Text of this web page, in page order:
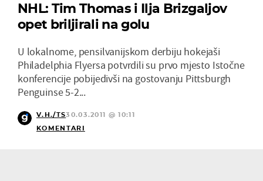
NHL: Tim Thomas i Ilja Brizgaljov
opet briljirali na golu
U lokalnome, pensilvanijskom derbiju hokejaši
Philadelphia Flyersa potvrdili su prvo mjesto Istočne
konferencije pobijedivši na gostovanju Pittsburgh
Penguinse 5-2...
V.H./TS30.03.2011 @ 10:11
KOMENTARI